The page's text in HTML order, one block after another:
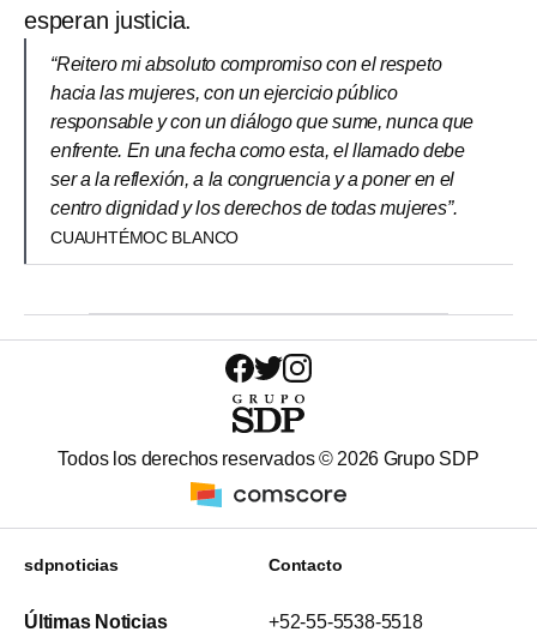
esperan justicia.
“Reitero mi absoluto compromiso con el respeto
hacia las mujeres, con un ejercicio público
responsable y con un diálogo que sume, nunca que
enfrente. En una fecha como esta, el llamado debe
ser a la reflexión, a la congruencia y a poner en el
centro dignidad y los derechos de todas mujeres”.
CUAUHTÉMOC BLANCO
Todos los derechos reservados © 2026 Grupo SDP
sdpnoticias
Últimas Noticias
Contacto
+52-55-5538-5518